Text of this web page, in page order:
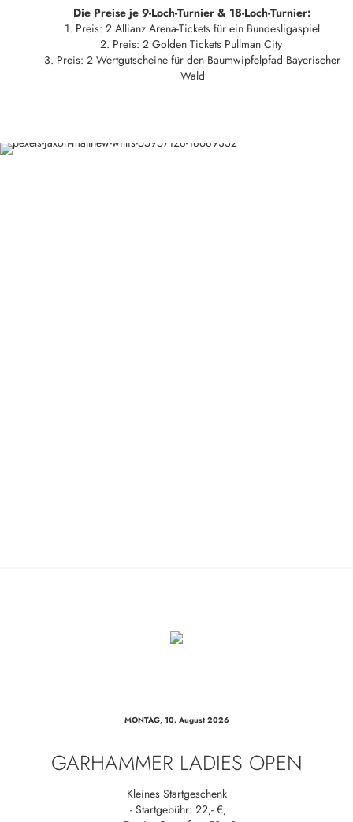
Die Preise je 9-Loch-Turnier & 18-Loch-Turnier:
1. Preis: 2 Allianz Arena-Tickets für ein Bundesligaspiel
2. Preis: 2 Golden Tickets Pullman City
3. Preis: 2 Wertgutscheine für den Baumwipfelpfad Bayerischer
Wald
MONTAG, 10. August 2026
GARHAMMER LADIES OPEN
Kleines Startgeschenk
- Startgebühr: 22,- €,